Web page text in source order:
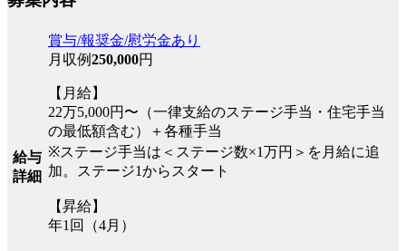
給与
詳細
賞与/報奨金/慰労金あり
月収例250,000円
【月給】
22万5,000円〜（一律支給のステージ手当・住宅手当
の最低額含む）＋各種手当
※ステージ手当は＜ステージ数×1万円＞を月給に追
加。ステージ1からスタート
【昇給】
年1回（4月）